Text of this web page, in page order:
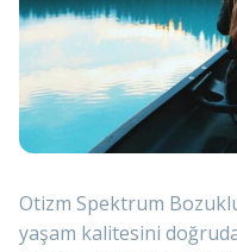
Otizm Spektrum
yaşam kalitesini